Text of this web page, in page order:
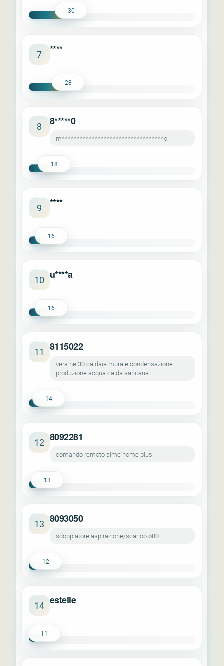
30
7 ****
28
8 8*****0
m**********************************o
18
9 ****
16
10 u****a
16
11 8115022
vera he 30 caldaia murale condensazione
produzione acqua calda sanitaria
14
12 8092281
comando remoto sime home plus
13
13 8093050
sdoppiatore aspirazione/scarico ø80
12
14 estelle
11